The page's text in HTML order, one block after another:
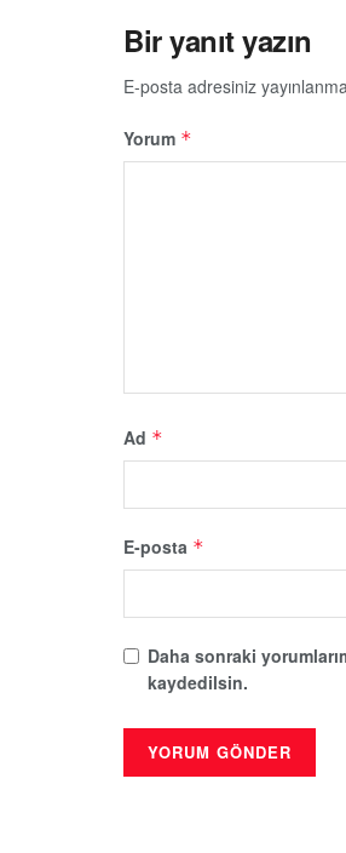
Bir yanıt yazın
E-posta adresiniz
Yorum *
Ad *
E-posta *
Daha sonraki
kaydedilsin.